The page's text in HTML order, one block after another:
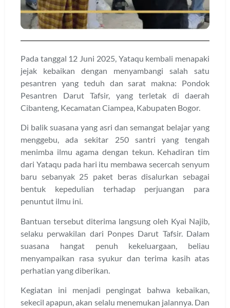
Pada tanggal 12 Juni 2025, Yataqu kembali menapaki
jejak kebaikan dengan menyambangi salah satu
pesantren yang teduh dan sarat makna: Pondok
Pesantren Darut Tafsir, yang terletak di daerah
Cibanteng, Kecamatan Ciampea, Kabupaten Bogor.
Di balik suasana yang asri dan semangat belajar yang
menggebu, ada sekitar 250 santri yang tengah
menimba ilmu agama dengan tekun. Kehadiran tim
dari Yataqu pada hari itu membawa secercah senyum
baru sebanyak 25 paket beras disalurkan sebagai
bentuk kepedulian terhadap perjuangan para
penuntut ilmu ini.
Bantuan tersebut diterima langsung oleh Kyai Najib,
selaku perwakilan dari Ponpes Darut Tafsir. Dalam
suasana hangat penuh kekeluargaan, beliau
menyampaikan rasa syukur dan terima kasih atas
perhatian yang diberikan.
Kegiatan ini menjadi pengingat bahwa kebaikan,
sekecil apapun, akan selalu menemukan jalannya. Dan